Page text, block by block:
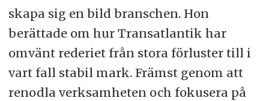
skapa sig en bild branschen. Hon
berättade om hur Transatlantik har
omvänt rederiet från stora förluster till i
vart fall stabil mark. Främst genom att
renodla verksamheten och fokusera på